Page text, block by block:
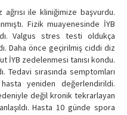
ile kliniğimize başvurdu.
Fizik muayenesinde İYB
Valgus stres testi oldukça
Daha önce geçirilmiş ciddi diz
İYB zedelenmesi tanısı kondu.
Tedavi sırasında semptomları
yeniden değerlendirildi.
değil kronik tekrarlayan
Hasta 10 günde spora